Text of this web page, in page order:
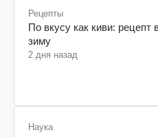
Рецепты
По вкусу как киви: рецепт
зиму